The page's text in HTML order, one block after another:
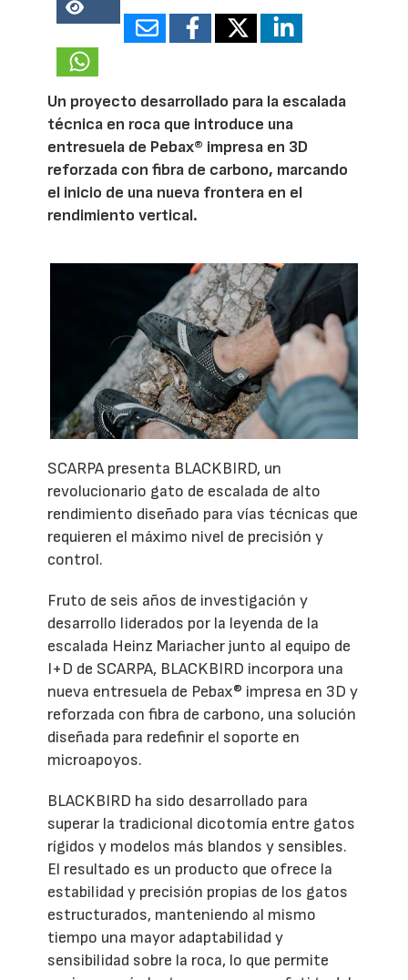
18910
Un proyecto desarrollado para la escalada
técnica en roca que introduce una
entresuela de Pebax® impresa en 3D
reforzada con fibra de carbono, marcando
el inicio de una nueva frontera en el
rendimiento vertical.
SCARPA presenta BLACKBIRD, un
revolucionario gato de escalada de alto
rendimiento diseñado para vías técnicas que
requieren el máximo nivel de precisión y
control.
Fruto de seis años de investigación y
desarrollo liderados por la leyenda de la
escalada Heinz Mariacher junto al equipo de
I+D de SCARPA, BLACKBIRD incorpora una
nueva entresuela de Pebax® impresa en 3D y
reforzada con fibra de carbono, una solución
diseñada para redefinir el soporte en
microapoyos.
BLACKBIRD ha sido desarrollado para
superar la tradicional dicotomía entre gatos
rígidos y modelos más blandos y sensibles.
El resultado es un producto que ofrece la
estabilidad y precisión propias de los gatos
estructurados, manteniendo al mismo
tiempo una mayor adaptabilidad y
sensibilidad sobre la roca, lo que permite